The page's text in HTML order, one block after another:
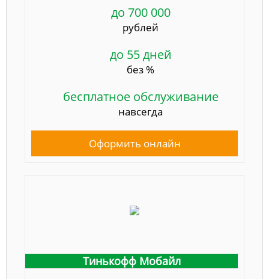
до 700 000
рублей
до 55 дней
без %
бесплатное обслуживание
навсегда
Оформить онлайн
Тинькофф Мобайл